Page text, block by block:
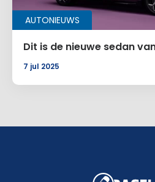
AUTONIEUWS
Dit is de nieuwe sedan
7 jul 2025